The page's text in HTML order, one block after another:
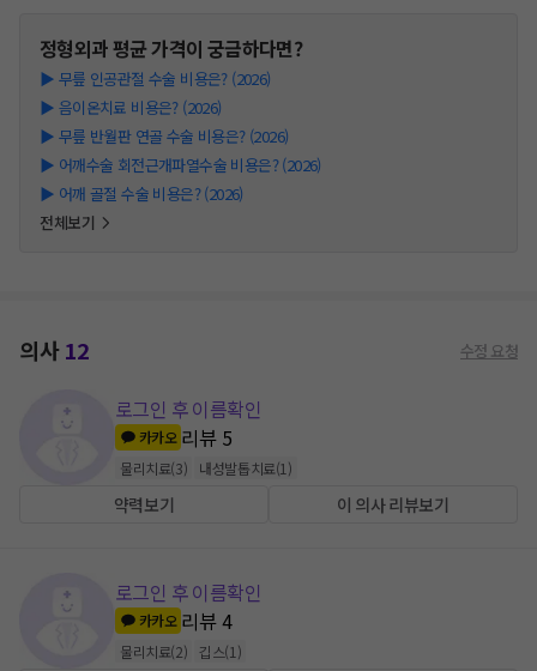
정형외과평균 가격이 궁금하다면?
▶ 무릎 인공관절 수술 비용은? (2026)
▶ 음이온치료 비용은? (2026)
▶ 무릎 반월판 연골 수술 비용은? (2026)
▶ 어깨수술 회전근개파열수술 비용은? (2026)
▶ 어깨 골절 수술 비용은? (2026)
전체보기
의사12 수정 요청
로그인 후 이름확인
카카오 리뷰 5
물리치료(3) 내성발톱치료(1 )
약력보기 이 의사 리뷰보기
로그인 후 이름확인
카카오 리뷰4
물리치료(2) 깁스(1 )